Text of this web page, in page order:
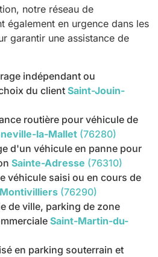
notre réseau de
également en urgence dans les
garantir une assistance de
indépendant ou
du client Saint-Jouin-
routière pour véhicule de
la-Mallet (76280)
d'un véhicule en panne pour
Sainte-Adresse (76310)
véhicule saisi ou en cours de
Montivilliers (76290)
de ville, parking de zone
Saint-Martin-du-
en parking souterrain et